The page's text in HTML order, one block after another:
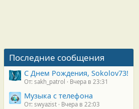
Последние сообщения
С Днем Рождения, Sokolov73!
От: sakh_patrol Вчера в 23:31
Музыка с телефона
От: swyazist Вчера в 22:03